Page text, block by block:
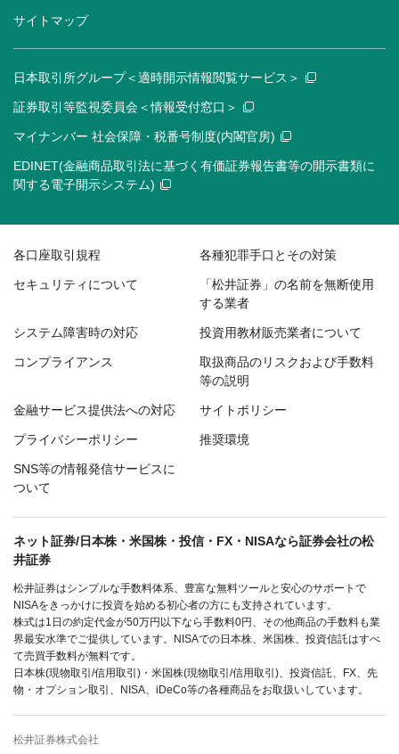
サイトマップ
日本取引所グループ＜適時開示情報閲覧サービス＞
証券取引等監視委員会＜情報受付窓口＞
マイナンバー 社会保障・税番号制度(内閣官房)
EDINET(金融商品取引法に基づく有価証券報告書等の開示書類に
関する電子開示システム)
各口座取引規程 各種犯罪手口とその対策
セキュリティについて
「松井証券」の名前を無断使用
する業者
システム障害時の対応 投資用教材販売業者について
コンプライアンス
取扱商品のリスクおよび手数料
等の説明
金融サービス提供法への対応 サイトポリシー
プライバシーポリシー 推奨環境
SNS等の情報発信サービスに
ついて
ネット証券/日本株・米国株・投信・FX・NISAなら証券会社の松
井証券
松井証券はシンプルな手数料体系、豊富な無料ツールと安心のサポートで
NISAをきっかけに投資を始める初心者の方にも支持されています。
株式は1日の約定代金が50万円以下なら手数料0円、その他商品の手数料も業
界最安水準でご提供しています。NISAでの日本株、米国株、投資信託はすべ
て売買手数料が無料です。
日本株(現物取引/信用取引)・米国株(現物取引/信用取引)、投資信託、FX、先
物・オプション取引、NISA、iDeCo等の各種商品をお取扱いしています。
松井証券株式会社